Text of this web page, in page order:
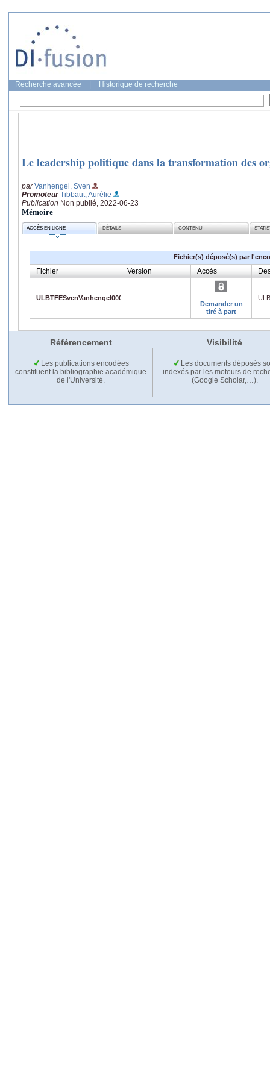
Recherche avancée Historique de recherche
Le leadership politique dans la transformation des
parVanhengel, Sven
Promoteur Tibbaut, Aurélie
Publication Non publié, 2022-06-23
Mémoire
ACCÈS EN LIGNE DÉTAILS CONTENU
Fichier(s) déposé(s) par
Fichier Version Accès
ULBTFESvenVanhengel000547657.pdf
Demander un
tiré à part
Référencement Visibilité
Les publications encodées
constituent la bibliographie académique
de l'Université.
Les documents déposés
indexés par les moteurs de
(Google Scholar,…).